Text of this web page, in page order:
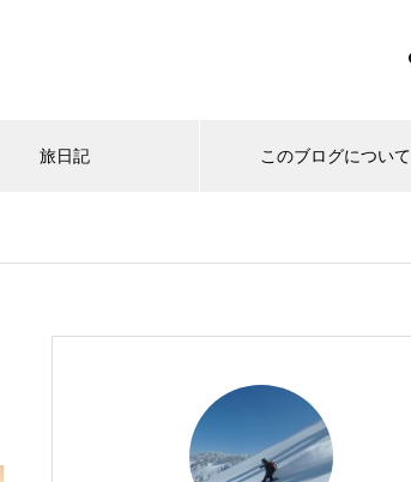
旅日記 このブログについて
というお話。
した。
ンボ。with100日記